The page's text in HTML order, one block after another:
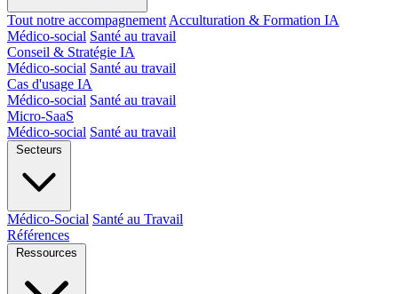
Tout notre accompagnement Acculturation & Formation IA
Médico-social Santé au travail
Conseil & Stratégie IA
Médico-social Santé au travail
Cas d'usage IA
Médico-social Santé au travail
Micro-SaaS
Médico-social Santé au travail
Secteurs
Médico-Social Santé au Travail
Références
Ressources